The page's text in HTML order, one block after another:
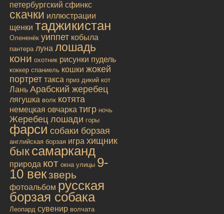
петербургский сфинкс
скачки иллюстрации
щенки таджикистан
Олененёк уиппет кобыла
пантера луна лошадь
кони охотник рисунки пудель
коккер спаниель кошки жокей
портрет такса приз дикий кот
Лань Арабский жеребец
лягушка волк котята
немецкая овчарка тигр ночь
Жеребец лошади горы
фарси собаки борзая
английская борзая игра хищник
быксамарканд
природа кот окна улицы 9-
10 векзверь
фотоальбом русская
борзая собака
Леопард сувенир волчата